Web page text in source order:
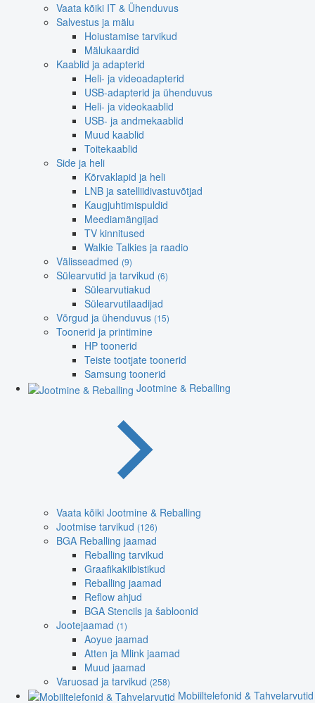
Vaata kõiki IT & Ühenduvus
Salvestus ja mälu
Hoiustamise tarvikud
Mälukaardid
Kaablid ja adapterid
Heli- ja videoadapterid
USB-adapterid ja ühenduvus
Heli- ja videokaablid
USB- ja andmekaablid
Muud kaablid
Toitekaablid
Side ja heli
Kõrvaklapid ja heli
LNB ja satelliidivastuvõtjad
Kaugjuhtimispuldid
Meediamängijad
TV kinnitused
Walkie Talkies ja raadio
Välisseadmed (9)
Sülearvutid ja tarvikud (6)
Sülearvutiakud
Sülearvutilaadijad
Võrgud ja ühenduvus (15)
Toonerid ja printimine
HP toonerid
Teiste tootjate toonerid
Samsung toonerid
Jootmine & Reballing
Vaata kõiki Jootmine & Reballing
Jootmise tarvikud (126)
BGA Reballing jaamad
Reballing tarvikud
Graafikakiibistikud
Reballing jaamad
Reflow ahjud
BGA Stencils ja šabloonid
Jootejaamad (1)
Aoyue jaamad
Atten ja Mlink jaamad
Muud jaamad
Varuosad ja tarvikud (258)
Mobiiltelefonid & Tahvelarvutid